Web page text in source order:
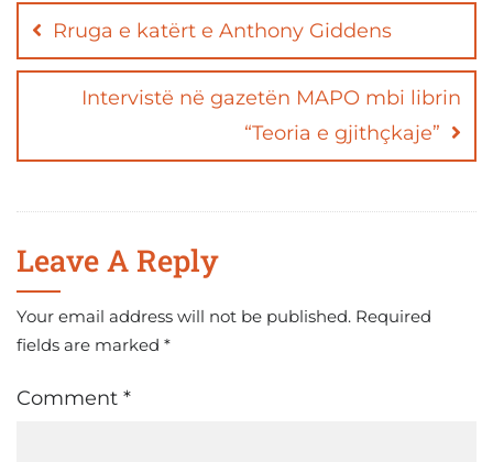
navigation
Rruga e katërt e Anthony Giddens
Intervistë në gazetën MAPO mbi librin
“Teoria e gjithçkaje”
Leave A Reply
Your email address will not be published. Required
fields are marked *
Comment *